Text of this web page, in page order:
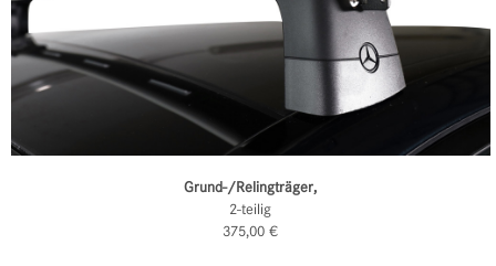
Grund-/Relingträger,
2-teilig
375,00 €